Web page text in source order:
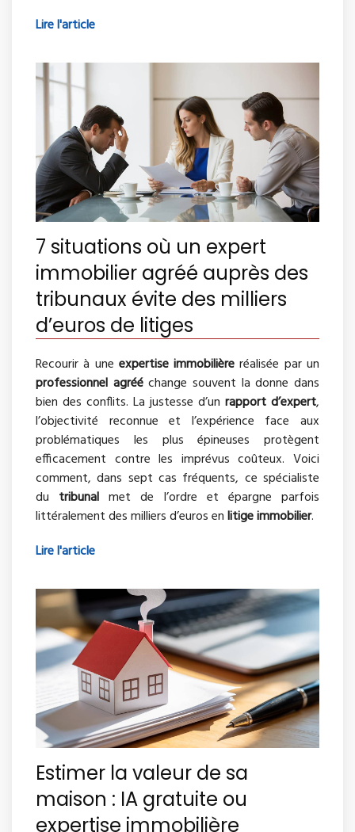
Lire l'article
7 situations où un expert
immobilier agréé auprès des
tribunaux évite des milliers
d’euros de litiges
Recourir à une expertise immobilière réalisée par un
professionnel agrééchange souvent la donne dans
bien des conflits. La justesse d’un rapport d’expert,
l’objectivité reconnue et l’expérience face aux
problématiques les plus épineuses protègent
efficacement contre les imprévus coûteux. Voici
comment, dans sept cas fréquents, ce spécialiste
du tribunal met de l’ordre et épargne parfois
littéralement des milliers d’euros enlitige immobilier.
Lire l'article
Estimer la valeur de sa
maison : IA gratuite ou
expertise immobilière